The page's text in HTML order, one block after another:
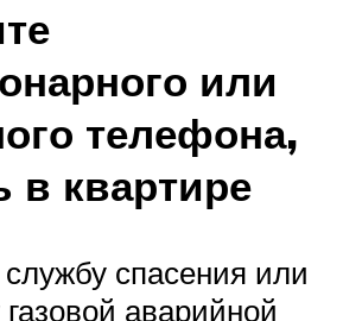
или
телефона,
в квартире
спасения или
аварийной